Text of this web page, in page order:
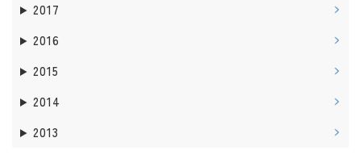
2017
2016
2015
2014
2013